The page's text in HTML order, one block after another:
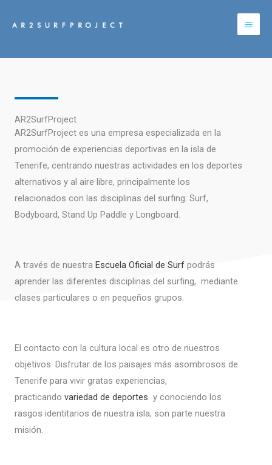
AR2SurfProject
AR2SurfProject es una empresa especializada en la
promoción de experiencias deportivas en la isla de
Tenerife, centrando nuestras actividades en los deportes
alternativos y al aire libre, principalmente los
relacionados con las disciplinas del surfing: Surf,
Bodyboard, Stand Up Paddle y Longboard.​
A través de nuestra Escuela Oficial de Surf podrás
aprender las diferentes disciplinas del surfing, mediante
clases particulares o en pequeños grupos.
El contacto con la cultura local es otro de nuestros
objetivos. Disfrutar de los paisajes más asombrosos de
Tenerife para vivir gratas experiencias,
practicando variedad de deportes y conociendo los
rasgos identitarios de nuestra isla, son parte nuestra
misión.